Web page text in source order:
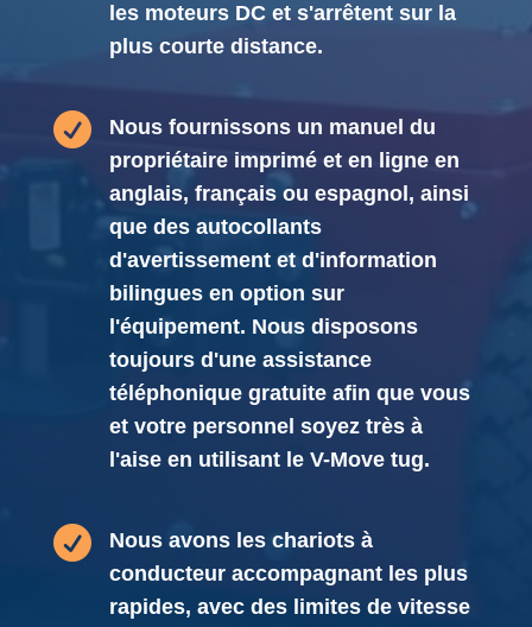
les moteurs DC et s'arrêtent sur la
plus courte distance.

Nous fournissons un manuel du
propriétaire imprimé et en ligne en
anglais, français ou espagnol, ainsi
que des autocollants
d'avertissement et d'information
bilingues en option sur
l'équipement. Nous disposons
toujours d'une assistance
téléphonique gratuite afin que vous
et votre personnel soyez très à
l'aise en utilisant le V-Move tug.

Nous avons les chariots à
conducteur accompagnant les plus
rapides, avec des limites de vitesse